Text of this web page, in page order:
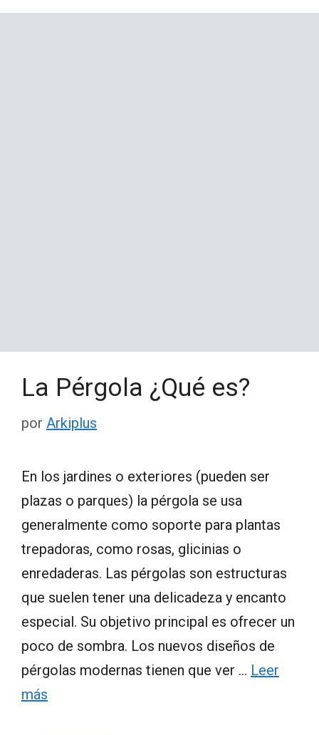
La Pérgola ¿Qué es?
por Arkiplus
En los jardines o exteriores (pueden ser
plazas o parques) la pérgola se usa
generalmente como soporte para plantas
trepadoras, como rosas, glicinias o
enredaderas. Las pérgolas son estructuras
que suelen tener una delicadeza y encanto
especial. Su objetivo principal es ofrecer un
poco de sombra. Los nuevos diseños de
pérgolas modernas tienen que ver … Leer
más